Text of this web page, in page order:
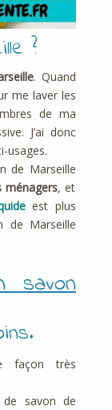
?
. Quand
me laver les
de ma
J’ai donc
usages.
de Marseille
ménagers, et
est plus
de Marseille
savon
façon très
savon de